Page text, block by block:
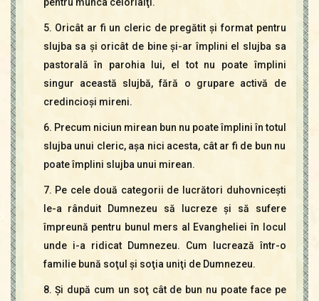
5. Oricât ar fi un cleric de pregătit şi format pentru
slujba sa şi oricât de bine şi-ar împlini el slujba sa
pastorală în parohia lui, el tot nu poate împlini
singur această slujbă, fără o grupare activă de
credincioşi mireni.
6. Precum niciun mirean bun nu poate împlini în totul
slujba unui cleric, aşa nici acesta, cât ar fi de bun nu
poate împlini slujba unui mirean.
7. Pe cele două categorii de lucrători duhovniceşti
le-a rânduit Dumnezeu să lucreze şi să sufere
împreună pentru bunul mers al Evangheliei în locul
unde i-a ridicat Dumnezeu. Cum lucrează într-o
familie bună soţul şi soţia uniţi de Dumnezeu.
8. Şi după cum un soţ cât de bun nu poate face pe